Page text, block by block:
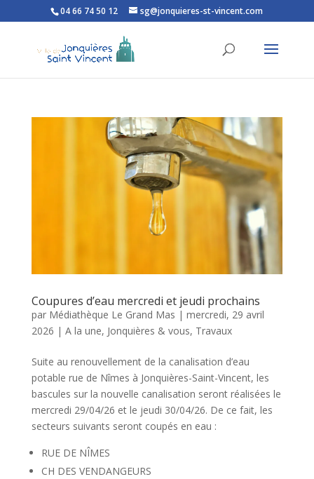
Ouvrir la barre d’outils
04 66 74 50 12 sg@jonquieres-st-vincent.com
Coupures d’eau mercredi et jeudi prochains
par Médiathèque Le Grand Mas | mercredi, 29 avril
2026 | A la une, Jonquières & vous, Travaux
Suite au renouvellement de la canalisation d’eau
potable rue de Nîmes à Jonquières-Saint-Vincent, les
bascules sur la nouvelle canalisation seront réalisées le
mercredi 29/04/26 et le jeudi 30/04/26. De ce fait, les
secteurs suivants seront coupés en eau :
RUE DE NÎMES
CH DES VENDANGEURS